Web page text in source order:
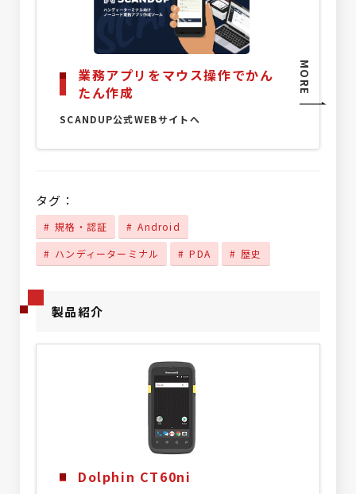
業務アプリをマウス操作でかん
たん作成
SCANDUP公式WEBサイトへ
MORE
タグ：
規格・認証
Android
ハンディーターミナル
PDA 歴史
製品紹介
Dolphin CT60ni